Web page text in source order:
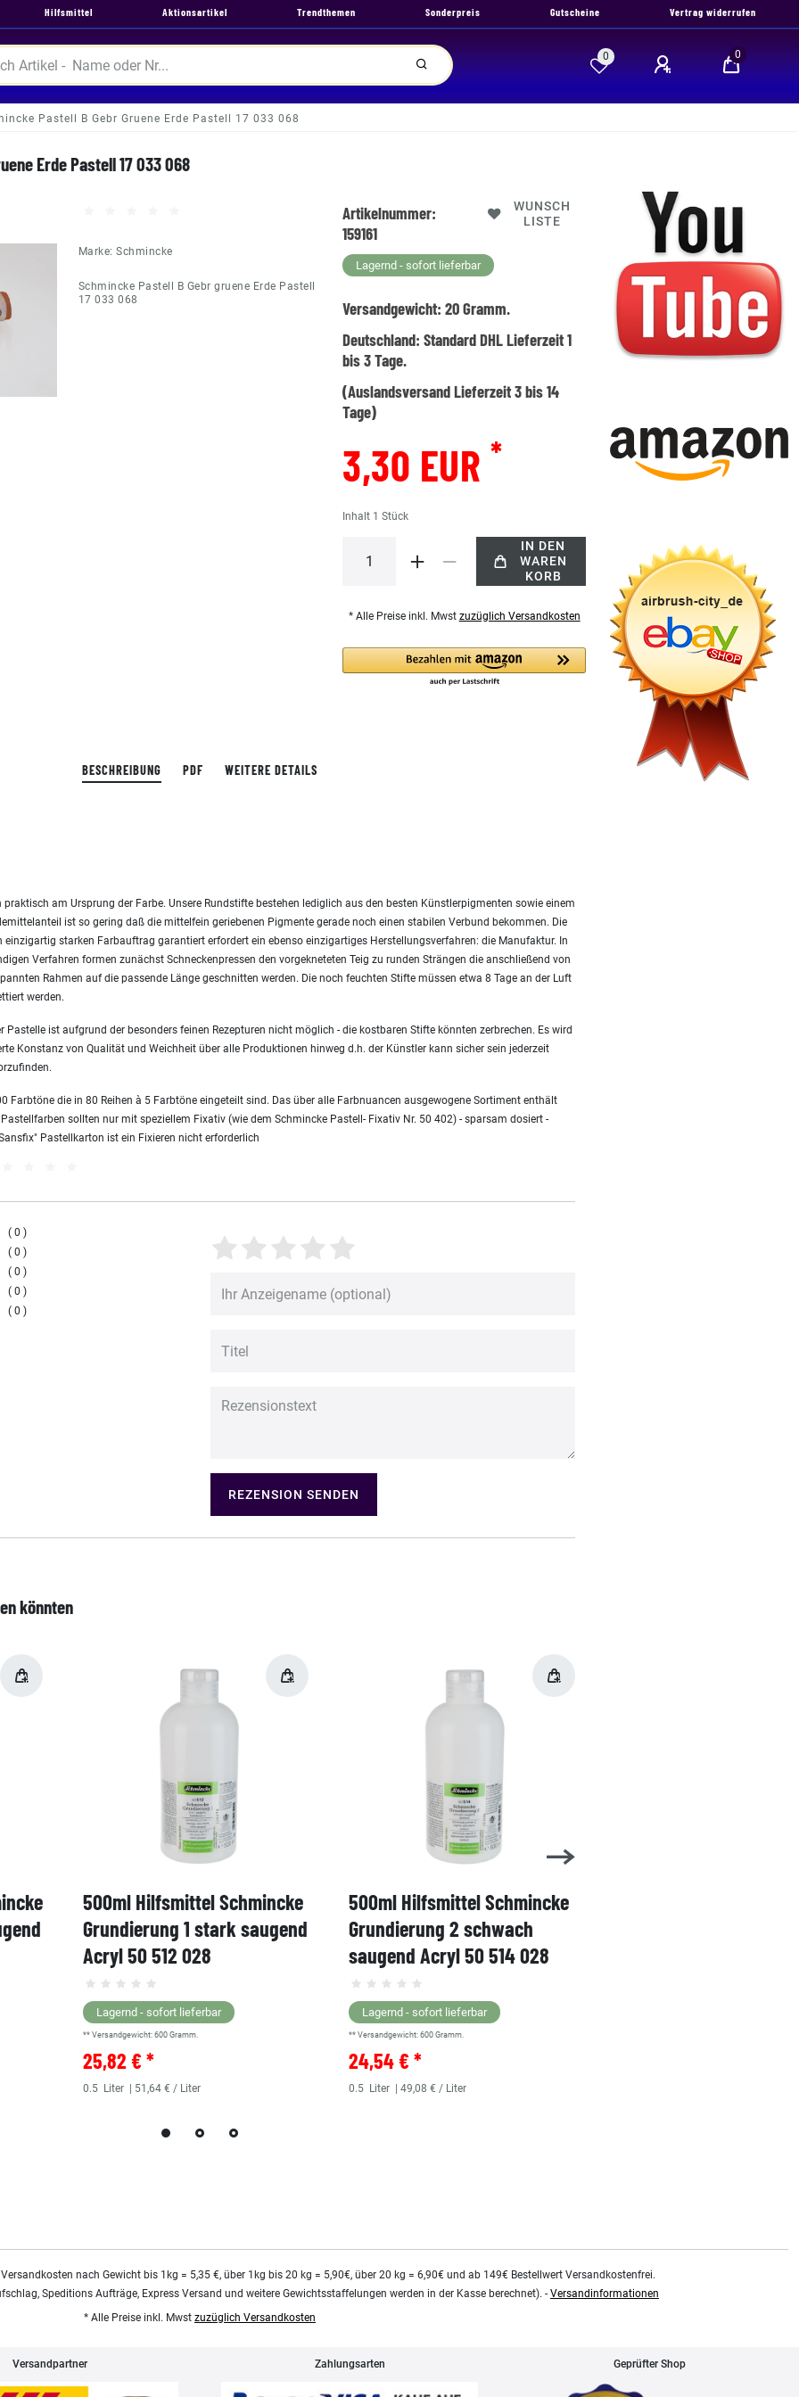
Hilfsmittel Aktionsartikel Trendthemen Sonderpreis Gutscheine Vertrag widerrufen
0 0
Pastell B Gebr Gruene Erde Pastell 17 033 068
Erde Pastell 17 033 068
Marke:Schmincke
Schmincke Pastell B Gebr gruene Erde Pastell
17 033 068
Artikelnummer:
159161
WUNSCH
LISTE
Lagernd - sofort lieferbar
Versandgewicht:20Gramm.
Deutschland:Standard DHL Lieferzeit 1
bis 3 Tage.
(Auslandsversand Lieferzeit 3 bis 14
Tage)
3,30 EUR *
Inhalt 1Stück
IN DEN
WAREN
KORB
* Alle Preise inkl. Mwst zuzüglich Versandkosten
BESCHREIBUNG PDF WEITERE DETAILS
am Ursprung der Farbe. Unsere Rundstifte bestehen lediglich aus den besten Künstlerpigmenten sowie einem
ist so gering daß die mittelfein geriebenen Pigmente gerade noch einen stabilen Verbund bekommen. Die
einzigartig starken Farbauftrag garantiert erfordert ein ebenso einzigartiges Herstellungsverfahren: die Manufaktur. In
Verfahren formen zunächst Schneckenpressen den vorgekneteten Teig zu runden Strängen die anschließend von
Rahmen auf die passende Länge geschnitten werden. Die noch feuchten Stifte müssen etwa 8 Tage an der Luft
werden.
Pastelle ist aufgrund der besonders feinen Rezepturen nicht möglich - die kostbaren Stifte könnten zerbrechen. Es wird
Konstanz von Qualität und Weichheit über alle Produktionen hinweg d.h. der Künstler kann sicher sein jederzeit
Farbtöne die in 80 Reihen à 5 Farbtöne eingeteilt sind. Das über alle Farbnuancen ausgewogene Sortiment enthält
sollten nur mit speziellem Fixativ (wie dem Schmincke Pastell- Fixativ Nr. 50 402) - sparsam dosiert -
Pastellkarton ist ein Fixieren nicht erforderlich
0
0
0
0
0
REZENSION SENDEN
könnten
500ml Hilfsmittel Schmincke
Grundierung 1 stark saugend
Acryl 50 512 028
Lagernd - sofort lieferbar
** Versandgewicht: 600 Gramm.
25,82 € *
0.5 Liter | 51,64 € / Liter
500ml Hilfsmittel Schmincke
Grundierung 2 schwach
saugend Acryl 50 514 028
Lagernd - sofort lieferbar
** Versandgewicht:600 Gramm.
24,54 € *
0.5 Liter | 49,08 € / Liter
nach Gewicht bis 1kg = 5,35 €, über 1kg bis 20 kg = 5,90€, über 20 kg = 6,90€ und ab 149€ Bestellwert Versandkostenfrei.
Speditions Aufträge, Express Versand und weitere Gewichtsstaffelungen werden in der Kasse berechnet). - Versandinformationen
* Alle Preise inkl. Mwst zuzüglich Versandkosten
Versandpartner Zahlungsarten Geprüfter Shop